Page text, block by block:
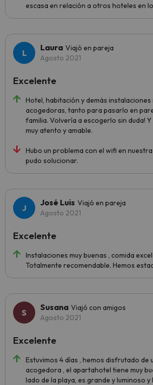
escasa en relación a otros hoteles en
Laura Viajó en pareja
Agosto 2021
Hotel, habitación y demás instalaciones
acogedoras, tanto para pasarlo en
familia. Volvería a escogerlo sin duda!
muy atento y amable.
Hubo un problema con el wifi en
pudo solucionar.
Excelente
José Luis Viajó en pareja
Agosto 2021
Instalaciones muy buenas , comida
Totalmente recomendable. Hemos
Excelente
Susana Viajó con amigos
Agosto 2021
Estuvimos 4 días , hemos disfrutado de
acogedora , el apartahotel tiene muy
lado de la playa, es grande y luminoso
Excelente